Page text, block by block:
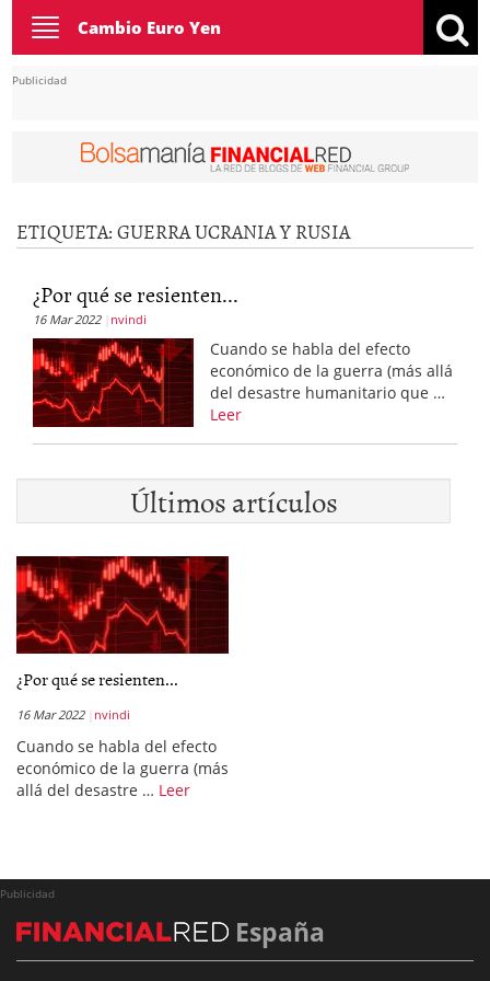
Toggle
navigation
Cambio Euro Yen
Publicidad
ETIQUETA:GUERRA UCRANIA Y RUSIA
¿Por qué se resienten...
16 Mar 2022 nvindi
Cuando se habla del efecto
económico de la guerra (más allá
del desastre humanitario que …
Leer
Últimos artículos
¿Por qué se resienten...
16 Mar 2022 nvindi
Cuando se habla del efecto
económico de la guerra (más
allá del desastre … Leer
Publicidad
España